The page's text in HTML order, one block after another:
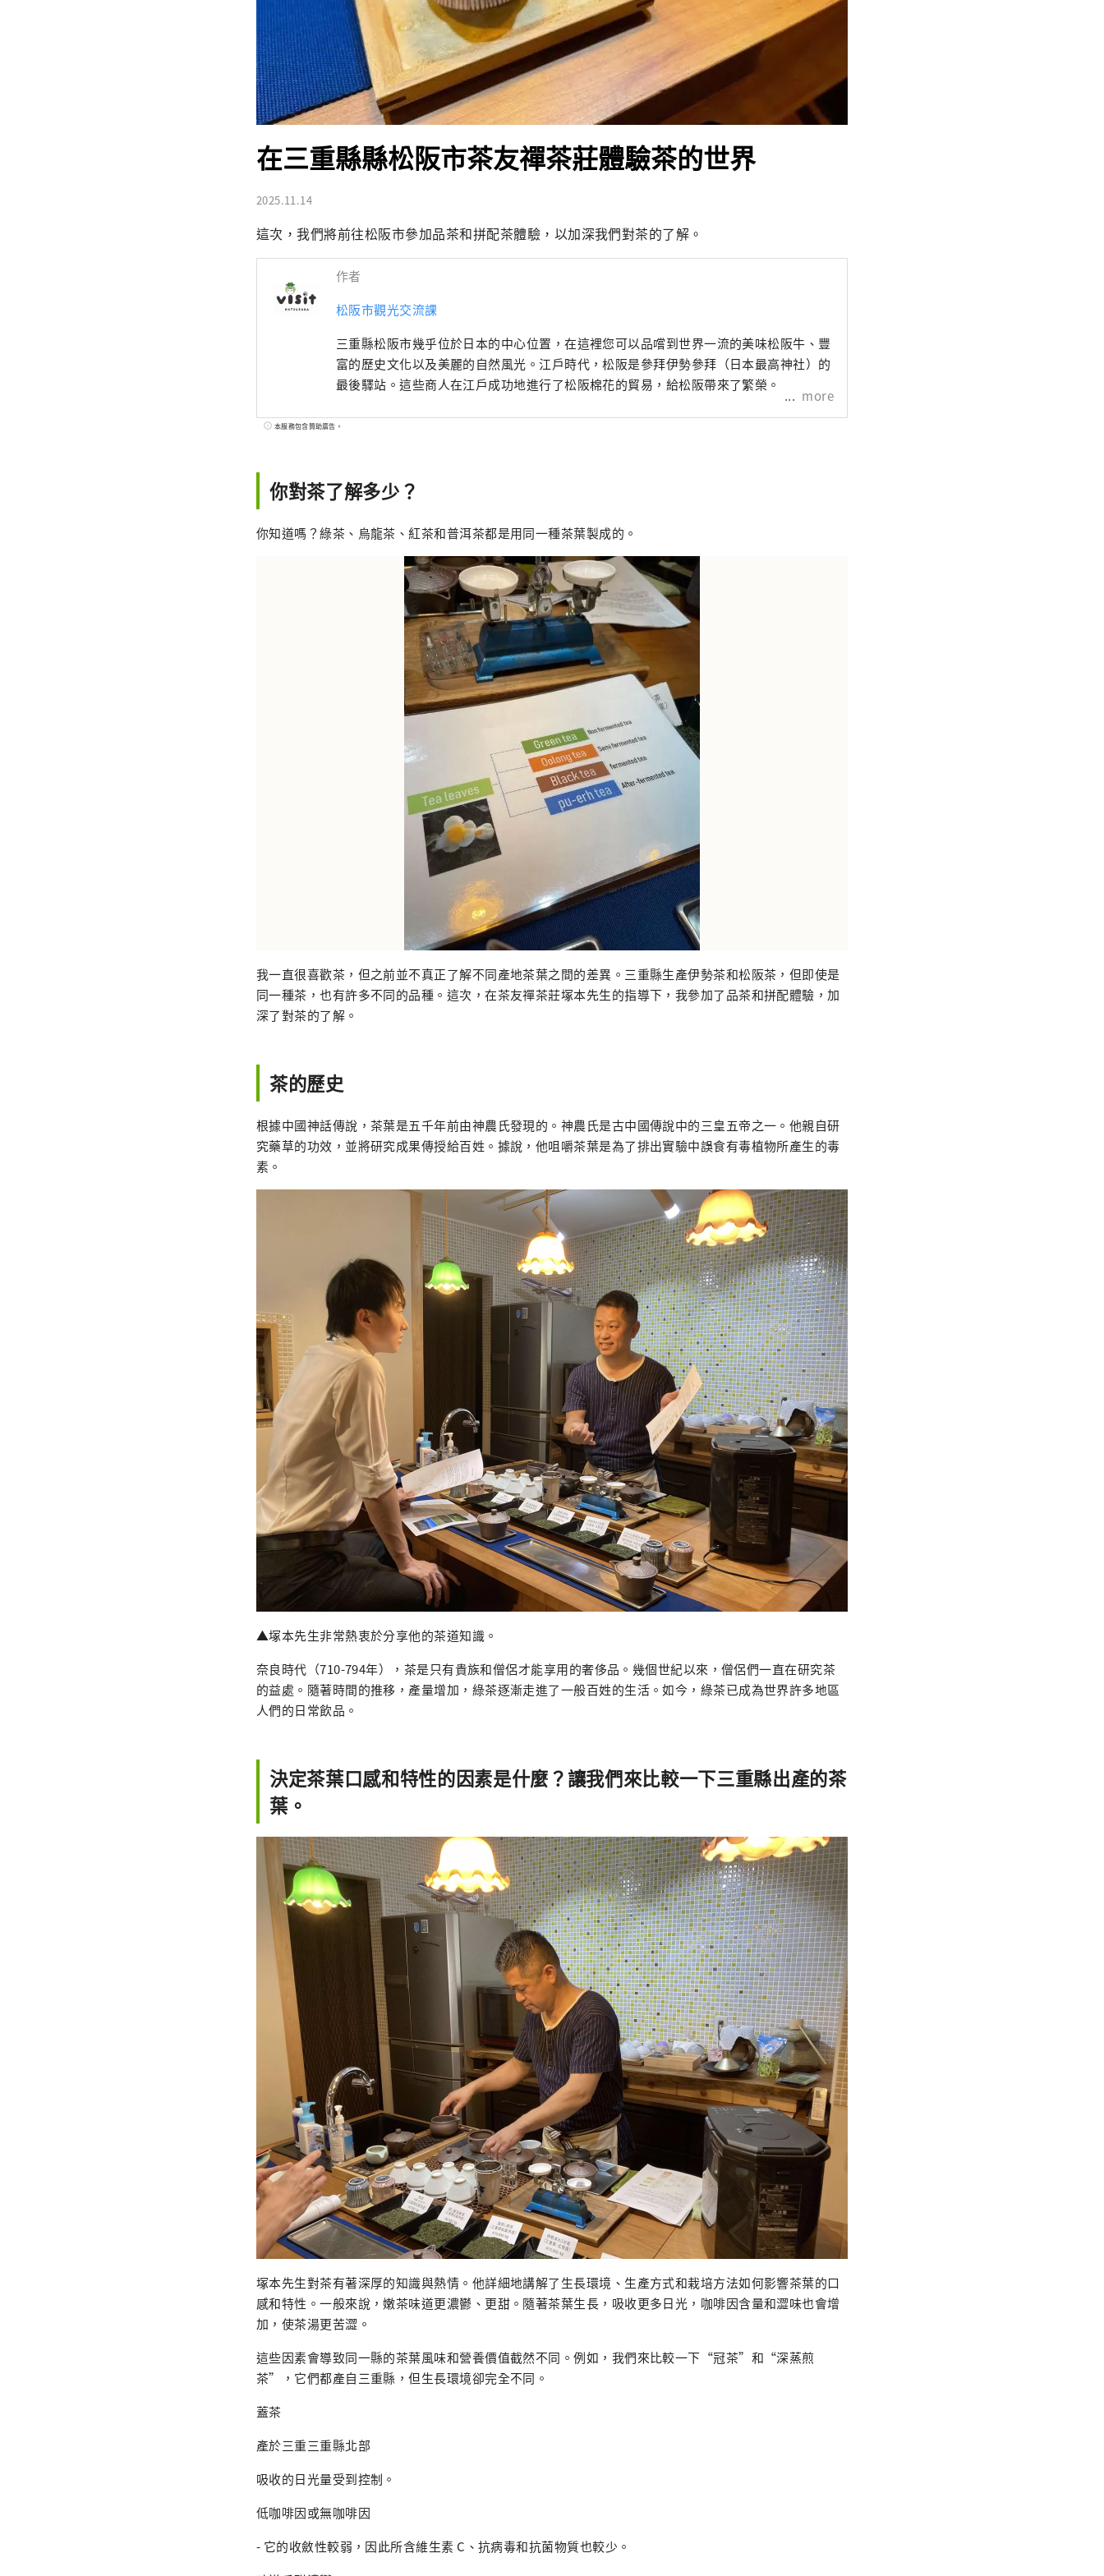
在三重縣縣松阪市茶友禪茶莊體驗茶的世界
2025.11.14
這次，我們將前往松阪市參加品茶和拼配茶體驗，以加深我們對茶的了解。
作者
松阪市觀光交流課
三重縣松阪市幾乎位於日本的中心位置，在這裡您可以品嚐到世界一流的美味松阪牛、豐
富的歷史文化以及美麗的自然風光。江戶時代，松阪是參拜伊勢參拜（日本最高神社）的
最後驛站。這些商人在江戶成功地進行了松阪棉花的貿易，給松阪帶來了繁榮。
more
本服務包含贊助廣告。
你對茶了解多少？
你知道嗎？綠茶、烏龍茶、紅茶和普洱茶都是用同一種茶葉製成的。
我一直很喜歡茶，但之前並不真正了解不同產地茶葉之間的差異。三重縣生產伊勢茶和松阪茶，但即使是
同一種茶，也有許多不同的品種。這次，在茶友禪茶莊塚本先生的指導下，我參加了品茶和拼配體驗，加
深了對茶的了解。
茶的歷史
根據中國神話傳說，茶葉是五千年前由神農氏發現的。神農氏是古中國傳說中的三皇五帝之一。他親自研
究藥草的功效，並將研究成果傳授給百姓。據說，他咀嚼茶葉是為了排出實驗中誤食有毒植物所產生的毒
素。
▲塚本先生非常熱衷於分享他的茶道知識。
奈良時代（710-794年），茶是只有貴族和僧侶才能享用的奢侈品。幾個世紀以來，僧侶們一直在研究茶
的益處。隨著時間的推移，產量增加，綠茶逐漸走進了一般百姓的生活。如今，綠茶已成為世界許多地區
人們的日常飲品。
決定茶葉口感和特性的因素是什麼？讓我們來比較一下三重縣出產的茶
葉。
塚本先生對茶有著深厚的知識與熱情。他詳細地講解了生長環境、生產方式和栽培方法如何影響茶葉的口
感和特性。一般來說，嫩茶味道更濃鬱、更甜。隨著茶葉生長，吸收更多日光，咖啡因含量和澀味也會增
加，使茶湯更苦澀。
這些因素會導致同一縣的茶葉風味和營養價值截然不同。例如，我們來比較一下“冠茶”和“深蒸煎
茶”，它們都產自三重縣，但生長環境卻完全不同。
蓋茶
產於三重三重縣北部
吸收的日光量受到控制。
低咖啡因或無咖啡因
- 它的收斂性較弱，因此所含維生素 C、抗病毒和抗菌物質也較少。